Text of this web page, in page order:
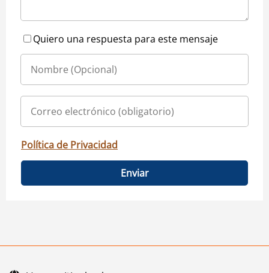
Quiero una respuesta para este mensaje
Política de Privacidad
Enviar